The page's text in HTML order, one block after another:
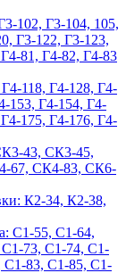
102, Г3-104, 105,
Г3-122, Г3-123,
81, Г4-82, Г4-83
118, Г4-128, Г4-
153, Г4-154, Г4-
175, Г4-176, Г4-
43, СК3-45,
67, СК4-83, СК6-
К2-34, К2-38,
С1-55, С1-64,
73, С1-74, С1-
С1-83, С1-85, С1-